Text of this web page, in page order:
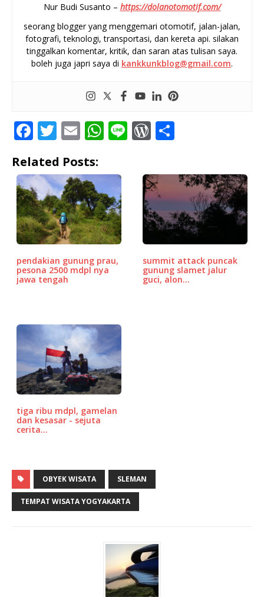
Nur Budi Susanto – https://dolanotomotif.com/
seorang blogger yang menggemari otomotif, jalan-jalan,
fotografi, teknologi, transportasi, dan kereta api. silakan
tinggalkan komentar, kritik, dan saran atas tulisan saya.
boleh juga japri saya di kankkunkblog@gmail.com.
F
c
e
b
o
o
k
T
it
te
r
E
ai
l
W
at
s
A
p
p
Li W
r
d
P
r
e
ss
ar
e
Related Posts:
pendakian gunung prau,
pesona 2500 mdpl nya
jawa tengah
summit attack puncak
gunung slamet jalur
guci, alon…
tiga ribu mdpl, gamelan
dan kesasar - sejuta
cerita…
OBYEK WISATA SLEMAN
TEMPAT WISATA YOGYAKARTA